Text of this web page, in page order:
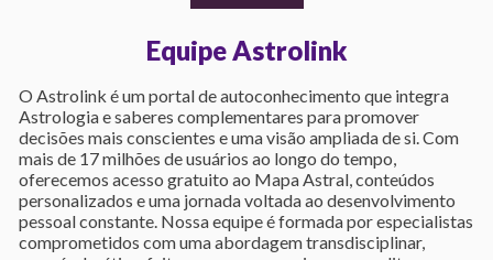
Equipe Astrolink
O Astrolink é um portal de autoconhecimento que integra
Astrologia e saberes complementares para promover
decisões mais conscientes e uma visão ampliada de si. Com
mais de 17 milhões de usuários ao longo do tempo,
oferecemos acesso gratuito ao Mapa Astral, conteúdos
personalizados e uma jornada voltada ao desenvolvimento
pessoal constante. Nossa equipe é formada por especialistas
comprometidos com uma abordagem transdisciplinar,